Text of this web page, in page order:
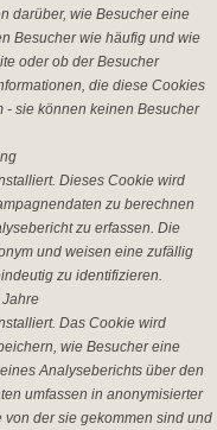
darüber, wie Besucher eine
Besucher wie häufig und wie
oder ob der Besucher
die diese Cookies
- sie können keinen Besucher
Dieses Cookie wird
zu berechnen
zu erfassen. Die
und weisen eine zufällig
zu identifizieren.
Jahre
Das Cookie wird
wie Besucher eine
Analyseberichts über den
umfassen in anonymisierter
von der sie gekommen sind und